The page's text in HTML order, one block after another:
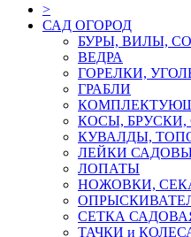
>
САД ОГОРОД
БУРЫ, ВИЛЫ,
ВЕДРА
ГОРЕЛКИ,
ГРАБЛИ
КОСЫ,
КУВАЛДЫ,
ЛЕЙКИ
ЛОПАТЫ
НОЖОВКИ,
СЕТКА
ТАЧКИ и